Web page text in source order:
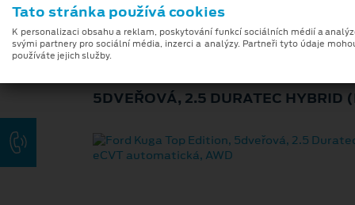
FORD KUGA TOP
5DVEŘOVÁ, 2.5 DURATEC
Tato stránka používá cookies
K personalizaci obsahu a reklam, poskytování funkcí sociálních médií a
svými partnery pro sociální média, inzerci a analýzy. Partneři tyto údaje
používáte jejich služby.